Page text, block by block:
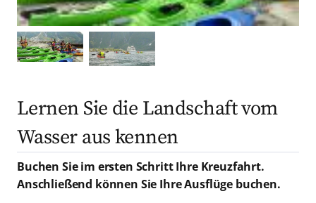
Lernen Sie die Landschaft vom
Wasser aus kennen
Buchen Sie im ersten Schritt Ihre Kreuzfahrt.
Anschließend können Sie Ihre Ausflüge buchen.